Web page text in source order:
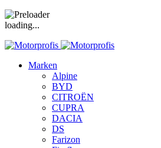
loading...
Marken
Alpine
BYD
CITROËN
CUPRA
DACIA
DS
Farizon